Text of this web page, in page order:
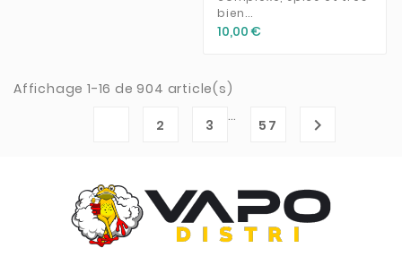
bien...
10,00 €
Affichage 1-16 de 904 article(s)
2 3
…
57 